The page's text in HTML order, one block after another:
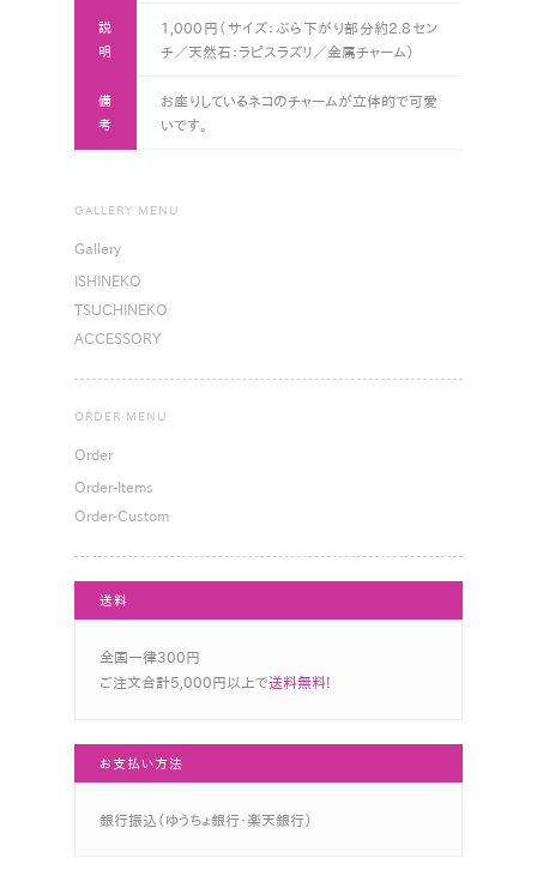
説
明
1,000円（サイズ：ぶら下がり部分約2.8セン
チ／天然石：ラピスラズリ／金属チャーム）
備
考
お座りしているネコのチャームが立体的で可愛
いです。
GALLERY MENU
Gallery
ISHINEKO
TSUCHINEKO
ACCESSORY
ORDER MENU
Order
Order-Items
Order-Custom
送料
全国一律300円
ご注文合計5,000円以上で送料無料!
お支払い方法
銀行振込（ゆうちょ銀行・楽天銀行）